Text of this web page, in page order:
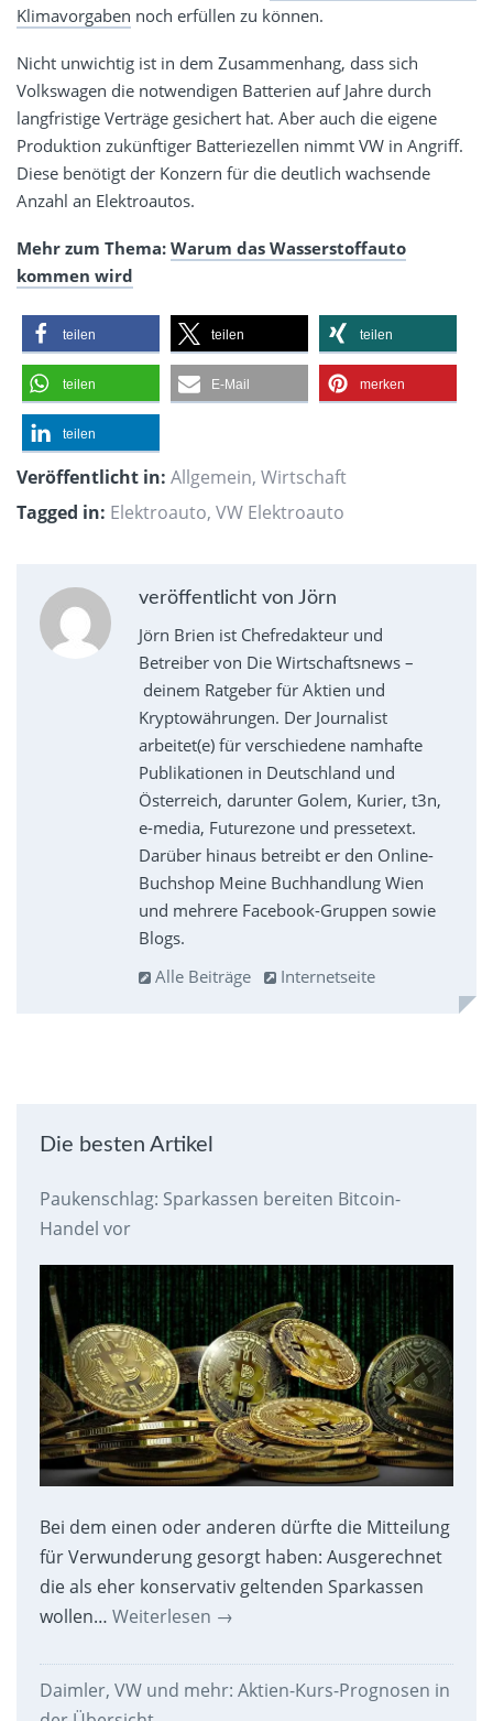
Klimavorgaben noch erfüllen zu können.
Nicht unwichtig ist in dem Zusammenhang, dass sich
Volkswagen die notwendigen Batterien auf Jahre durch
langfristige Verträge gesichert hat. Aber auch die eigene
Produktion zukünftiger Batteriezellen nimmt VW in Angriff.
Diese benötigt der Konzern für die deutlich wachsende
Anzahl an Elektroautos.
Mehr zum Thema: Warum das Wasserstoffauto
kommen wird
teilen teilen teilen
teilen E-Mail merken
teilen
Veröffentlicht in: Allgemein, Wirtschaft
Tagged in: Elektroauto, VW Elektroauto
veröffentlicht von Jörn
Jörn Brien ist Chefredakteur und
Betreiber von Die Wirtschaftsnews –
deinem Ratgeber für Aktien und
Kryptowährungen. Der Journalist
arbeitet(e) für verschiedene namhafte
Publikationen in Deutschland und
Österreich, darunter Golem, Kurier, t3n,
e-media, Futurezone und pressetext.
Darüber hinaus betreibt er den Online-
Buchshop Meine Buchhandlung Wien
und mehrere Facebook-Gruppen sowie
Blogs.
Alle Beiträge
Internetseite
Die besten Artikel
Paukenschlag: Sparkassen bereiten Bitcoin-
Handel vor
Bei dem einen oder anderen dürfte die Mitteilung
für Verwunderung gesorgt haben: Ausgerechnet
die als eher konservativ geltenden Sparkassen
wollen… Weiterlesen →
Daimler, VW und mehr: Aktien-Kurs-Prognosen in